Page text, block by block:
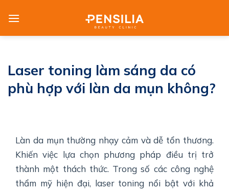
Laser toning làm sáng da có
phù hợp với làn da mụn không?
Làn da mụn thường nhạy cảm và dễ tổn thương.
Khiến việc lựa chọn phương pháp điều trị trở
thành một thách thức. Trong số các công nghệ
thẩm mỹ hiện đại, laser toning nổi bật với khả